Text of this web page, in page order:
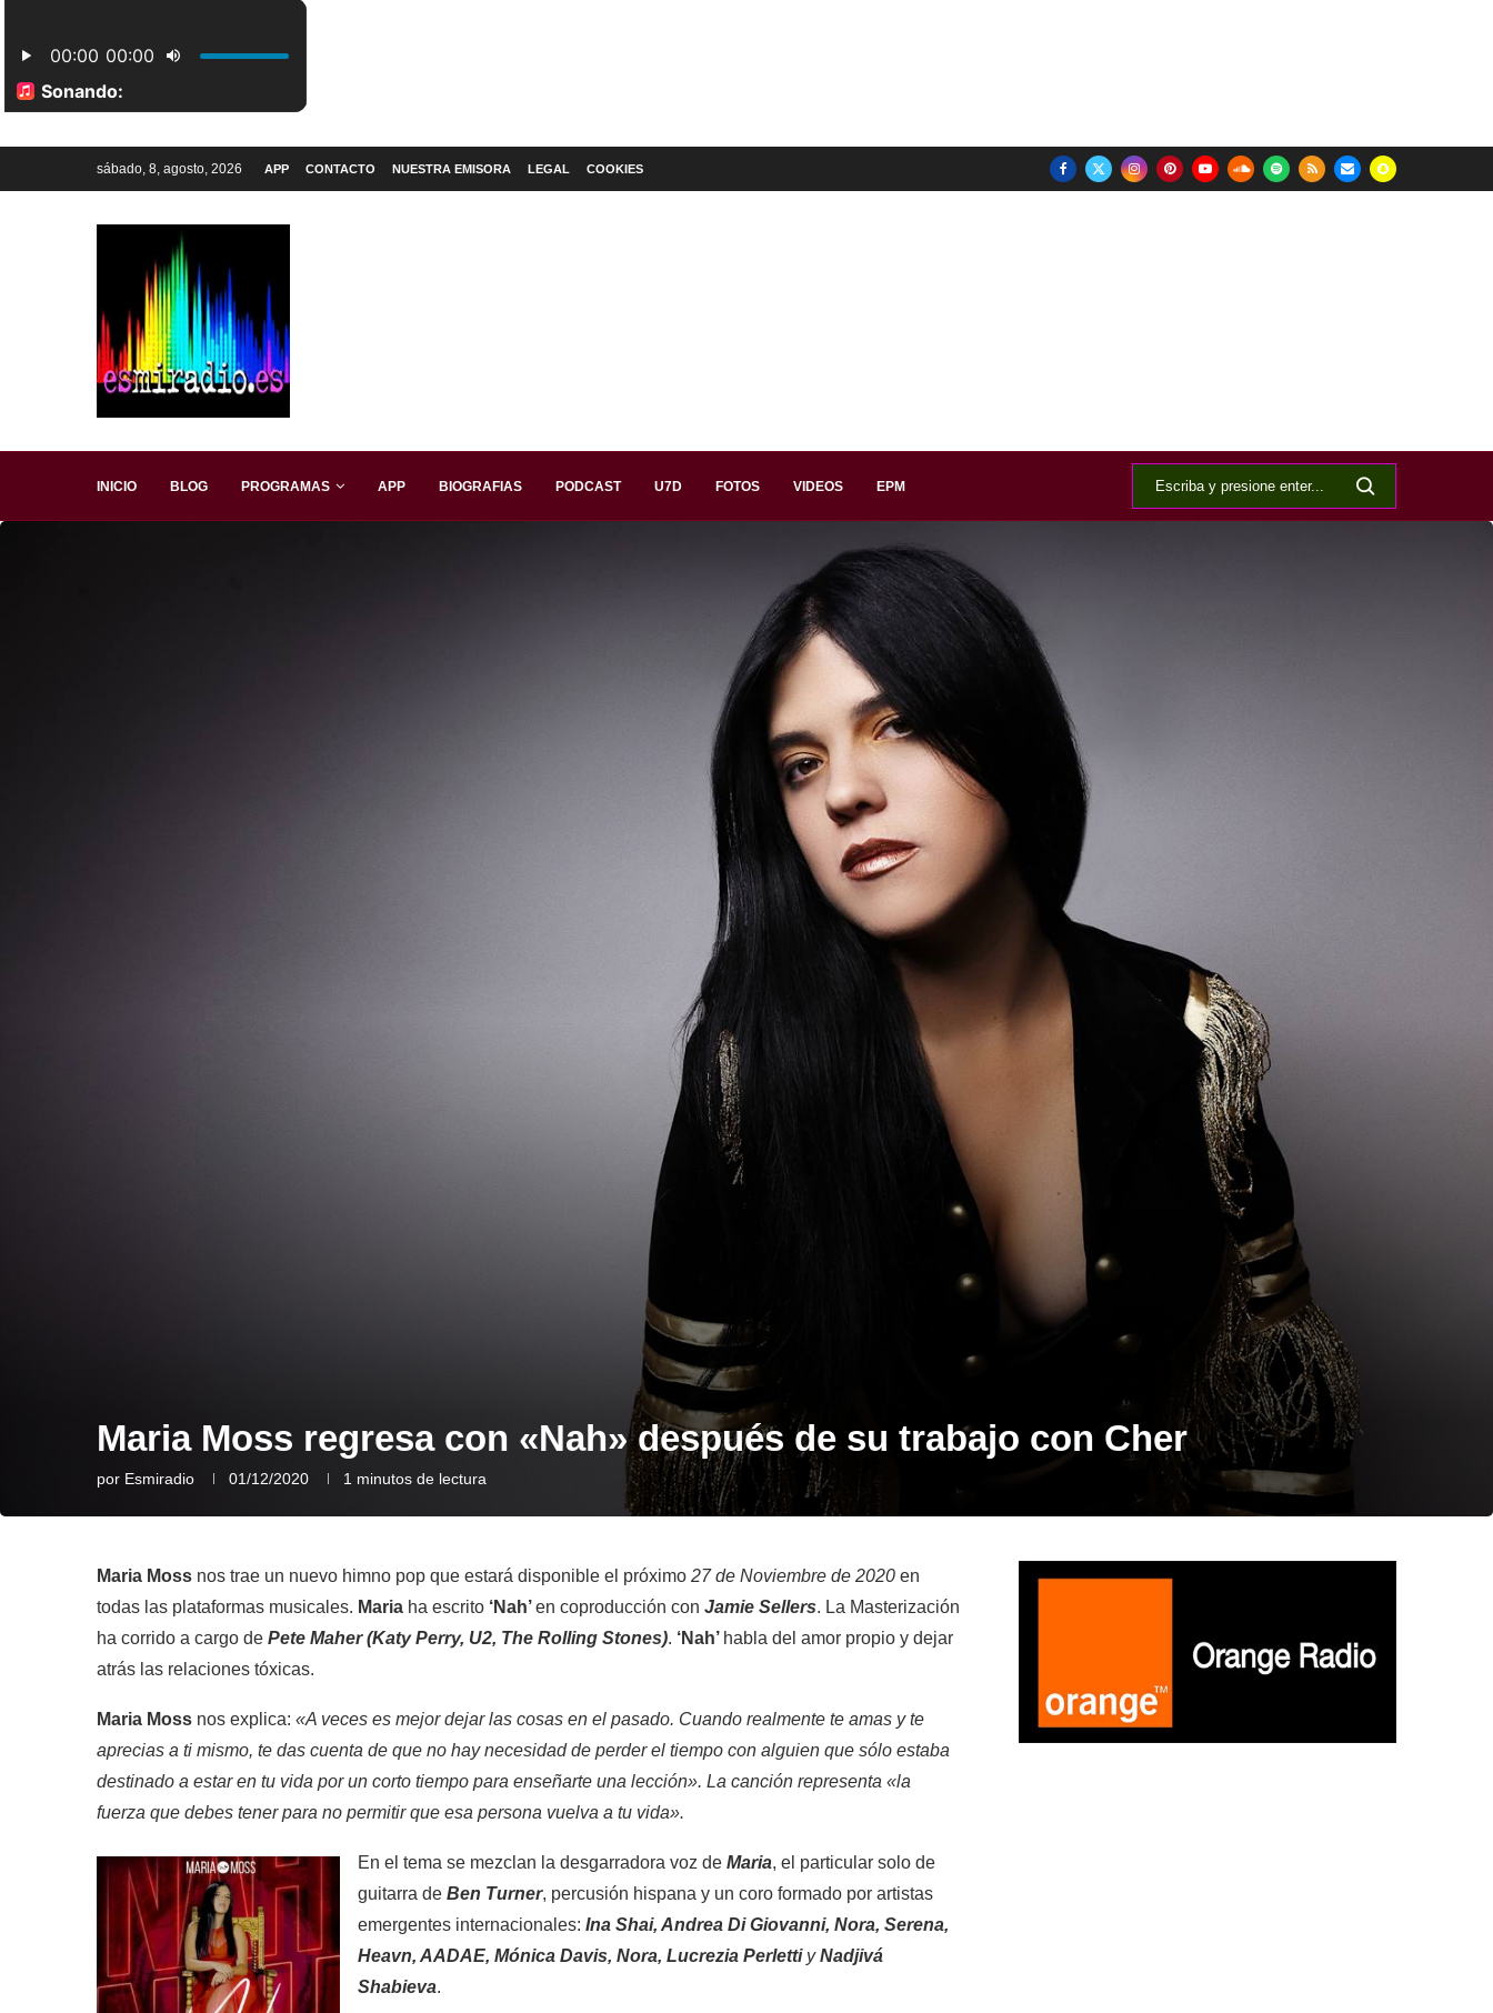
sábado, 8, agosto, 2026 APP CONTACTO NUESTRA EMISORA LEGAL COOKIES
INICIO BLOG PROGRAMAS APP BIOGRAFIAS PODCAST U7D FOTOS VIDEOS EPM
Maria Moss regresa con «Nah» después de su trabajo con Cher
por Esmiradio 01/12/2020 1 minutos de lectura
Maria Moss nos trae un nuevo himno pop que estará disponible el próximo 27 de Noviembre de 2020 en
todas las plataformas musicales. Maria ha escrito ‘Nah’en coproducción con Jamie Sellers. La Masterización
ha corrido a cargo de Pete Maher (Katy Perry, U2, The Rolling Stones). ‘Nah’ habla del amor propio y dejar
atrás las relaciones tóxicas.
Maria Moss nos explica: «A veces es mejor dejar las cosas en el pasado. Cuando realmente te amas y te
aprecias a ti mismo, te das cuenta de que no hay necesidad de perder el tiempo con alguien que sólo estaba
destinado a estar en tu vida por un corto tiempo para enseñarte una lección». La canción representa «la
fuerza que debes tener para no permitir que esa persona vuelva a tu vida».
En el tema se mezclan la desgarradora voz de Maria, el particular solo de
guitarra de Ben Turner, percusión hispana y un coro formado por artistas
emergentes internacionales: Ina Shai, Andrea Di Giovanni, Nora, Serena,
Heavn, AADAE, Mónica Davis, Nora, Lucrezia Perletti yNadjivá
Shabieva.